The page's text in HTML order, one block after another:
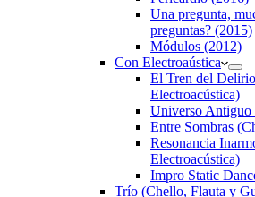
Una pregunta,
preguntas? (2015)
Módulos (2012)
Con Electroaústica
El Tren del
Electroacústica)
Universo Antiguo
Entre Sombras
Resonancia
Electroacústica)
Impro Static
Trío (Chello, Flauta y